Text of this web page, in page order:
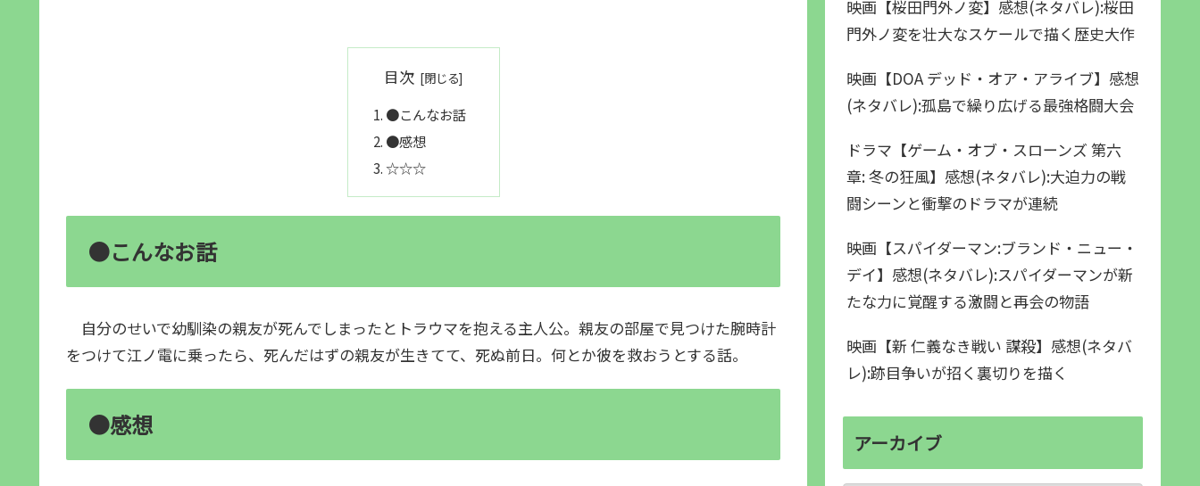
目次
●こんなお話
●感想
☆☆☆
●こんなお話
自分のせいで幼馴染の親友が死んでしまったとトラウマを抱える主人公。親友の部屋で見つけた腕時計
をつけて江ノ電に乗ったら、死んだはずの親友が生きてて、死ぬ前日。何とか彼を救おうとする話。
●感想
映画【桜田門外ノ変】感想(ネタバレ):桜田
門外ノ変を壮大なスケールで描く歴史大作
映画【DOA デッド・オア・アライブ】感想
(ネタバレ):孤島で繰り広げる最強格闘大会
ドラマ【ゲーム・オブ・スローンズ 第六
章: 冬の狂風】感想(ネタバレ):大迫力の戦
闘シーンと衝撃のドラマが連続
映画【スパイダーマン:ブランド・ニュー・
デイ】感想(ネタバレ):スパイダーマンが新
たな力に覚醒する激闘と再会の物語
映画【新 仁義なき戦い 謀殺】感想(ネタバ
レ):跡目争いが招く裏切りを描く
アーカイブ